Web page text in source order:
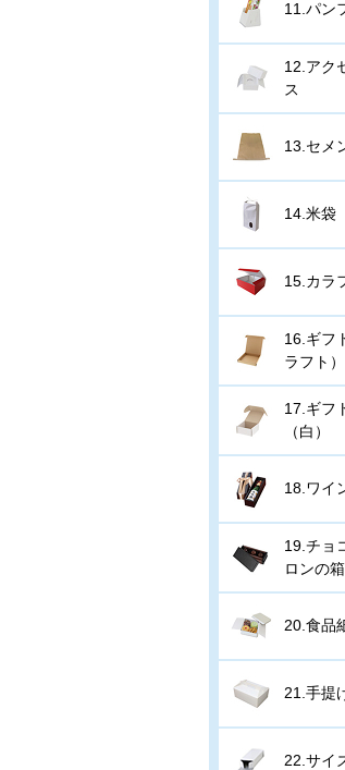
11.パン
12.アク
ス
13.セメ
14.米袋
15.カラ
16.ギフ
ラフト）
17.ギフ
（白）
18.ワイ
19.チョ
ロンの箱
20.食品
21.手提
22.サイ